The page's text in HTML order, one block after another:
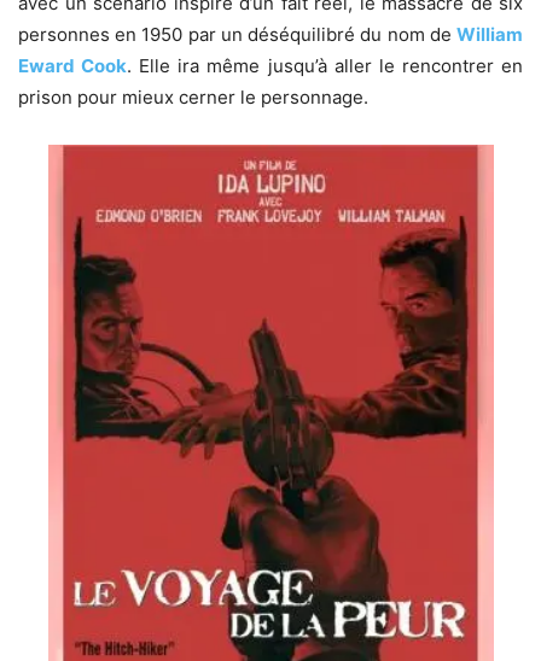
personnes en 1950 par un déséquilibré du nom de William
Eward Cook. Elle ira même jusqu’à aller le rencontrer en
prison pour mieux cerner le personnage.